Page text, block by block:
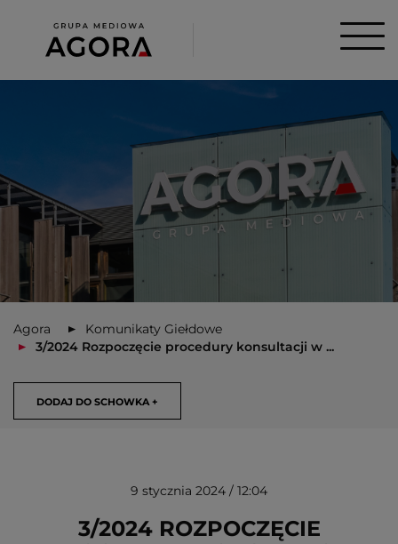
Agora
Komunikaty Giełdowe
3/2024 Rozpoczęcie procedury konsultacji w ...
DODAJ DO SCHOWKA +
9 stycznia 2024 / 12:04
3/2024 ROZPOCZĘCIE